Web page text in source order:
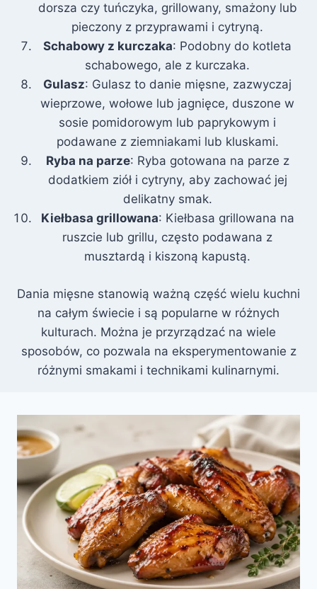
dorsza czy tuńczyka, grillowany, smażony lub
pieczony z przyprawami i cytryną.
Schabowy z kurczaka: Podobny do kotleta
schabowego, ale z kurczaka.
Gulasz: Gulasz to danie mięsne, zazwyczaj
wieprzowe, wołowe lub jagnięce, duszone w
sosie pomidorowym lub paprykowym i
podawane z ziemniakami lub kluskami.
Ryba na parze: Ryba gotowana na parze z
dodatkiem ziół i cytryny, aby zachować jej
delikatny smak.
Kiełbasa grillowana: Kiełbasa grillowana na
ruszcie lub grillu, często podawana z
musztardą i kiszoną kapustą.
Dania mięsne stanowią ważną część wielu kuchni
na całym świecie i są popularne w różnych
kulturach. Można je przyrządzać na wiele
sposobów, co pozwala na eksperymentowanie z
różnymi smakami i technikami kulinarnymi.